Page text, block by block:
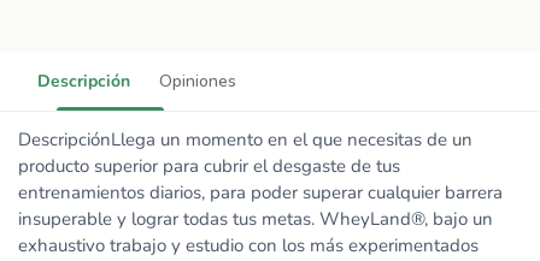
Descripción Opiniones
DescripciónLlega un momento en el que necesitas de un
producto superior para cubrir el desgaste de tus
entrenamientos diarios, para poder superar cualquier barrera
insuperable y lograr todas tus metas. WheyLand®, bajo un
exhaustivo trabajo y estudio con los más experimentados